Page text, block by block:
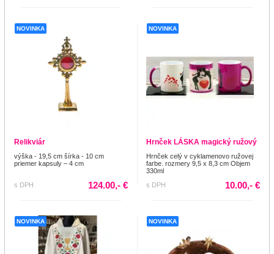
NOVINKA
Relikviár
výška - 19,5 cm šírka - 10 cm
priemer kapsuly – 4 cm
s DPH 124.00,- €
NOVINKA
Hrnček LÁSKA magický ružový
Hrnček celý v cyklamenovo ružovej
farbe. rozmery 9,5 x 8,3 cm Objem
330ml
s DPH
10.00,- €
NOVINKA NOVINKA